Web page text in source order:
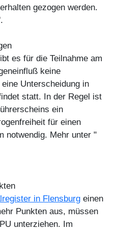
gezogen werden.
es für die Teilnahme am
keine
Unterscheidung in
statt. In der Regel ist
ein
für einen
notwendig. Mehr unter "
in Flensburg einen
Punkten aus, müssen
unterziehen. Im